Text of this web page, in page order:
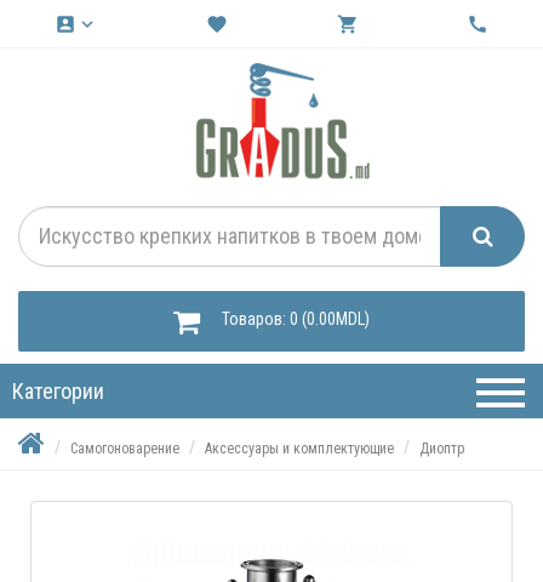
account_box keyboard_arrow_down favorite shopping_cart call
Товаров: 0 (0.00MDL)
Категории
Самогоноварение Аксессуары и комплектующие Диоптр